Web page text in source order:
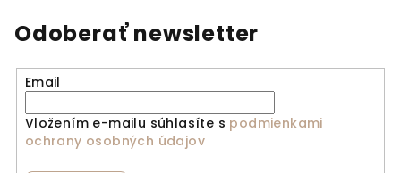
Odoberať newsletter
Email
Vložením e-mailu súhlasíte s podmienkami
ochrany osobných údajov